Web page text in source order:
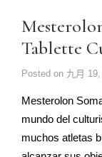
Tablette
Posted on 九月
Mesterolon
mundo del
muchos atletas